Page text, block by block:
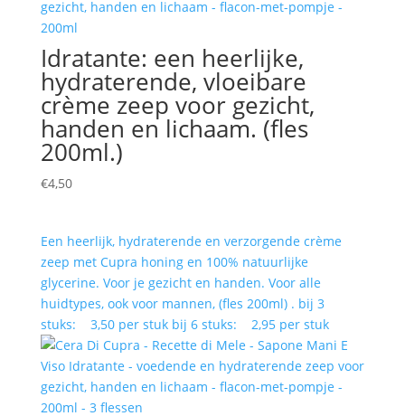
Idratante: een heerlijke,
hydraterende, vloeibare
crème zeep voor gezicht,
handen en lichaam. (fles
200ml.)
€4,50
Een heerlijk, hydraterende en verzorgende crème
zeep met Cupra honing en 100% natuurlijke
glycerine. Voor je gezicht en handen. Voor alle
huidtypes, ook voor mannen, (fles 200ml) . bij 3
stuks: 3,50 per stuk bij 6 stuks: 2,95 per stuk